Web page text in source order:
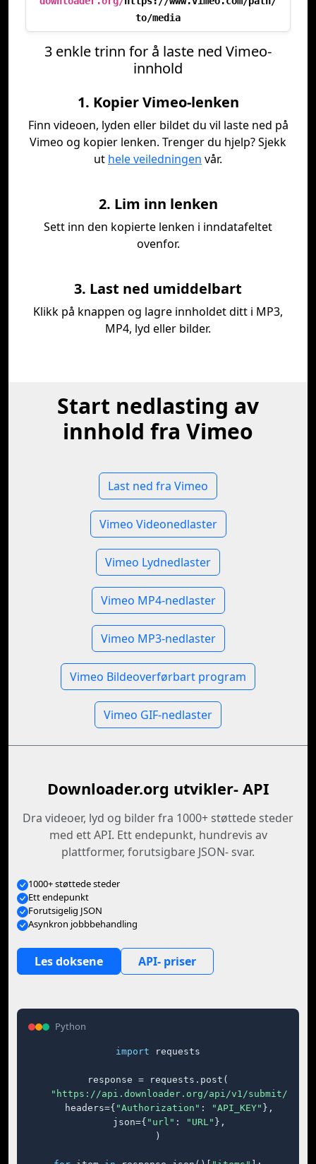
to/media
3 enkle trinn for å laste ned Vimeo-
innhold
1. Kopier Vimeo-lenken
Finn videoen, lyden eller bildet du vil laste ned på
Vimeo og kopier lenken. Trenger du hjelp? Sjekk
ut hele veiledningen vår.
2. Lim inn lenken
Sett inn den kopierte lenken i inndatafeltet
ovenfor.
3. Last ned umiddelbart
Klikk på knappen og lagre innholdet ditt i MP3,
MP4, lyd eller bilder.
Start nedlasting av
innhold fra Vimeo
Last ned fra Vimeo
Vimeo Videonedlaster
Vimeo Lydnedlaster
Vimeo MP4-nedlaster
Vimeo MP3-nedlaster
Vimeo Bildeoverførbart program
Vimeo GIF-nedlaster
Downloader.org utvikler- API
Dra videoer, lyd og bilder fra 1000+ støttede steder
med ett API. Ett endepunkt, hundrevis av
plattformer, forutsigbare JSON- svar.
1000+ støttede steder
Ett endepunkt
Forutsigelig JSON
Asynkron jobbbehandling
Les doksene API- priser
Python
import requests
response = requests.post(
"https://api.downloader.org/api/v1/submit/"
    headers={
"Authorization" : "API_KEY" },
    json={
"url" : "URL" },
)